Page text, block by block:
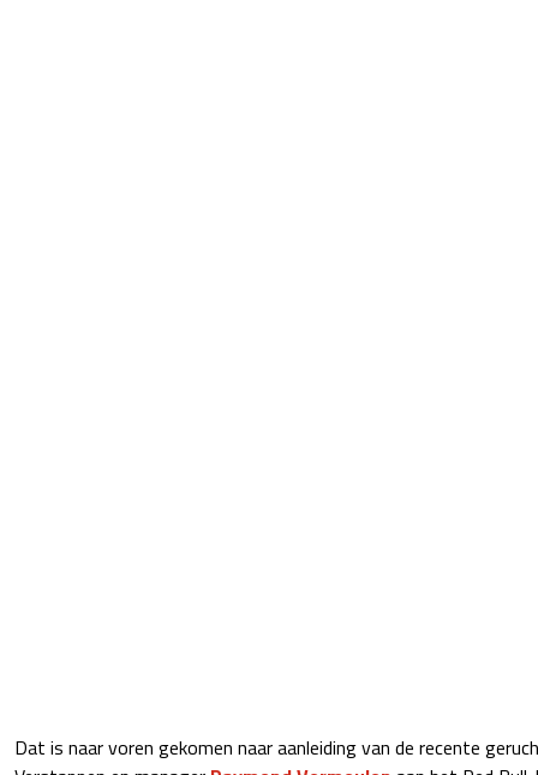
Dat is naar voren gekomen naar aanleiding van de recente